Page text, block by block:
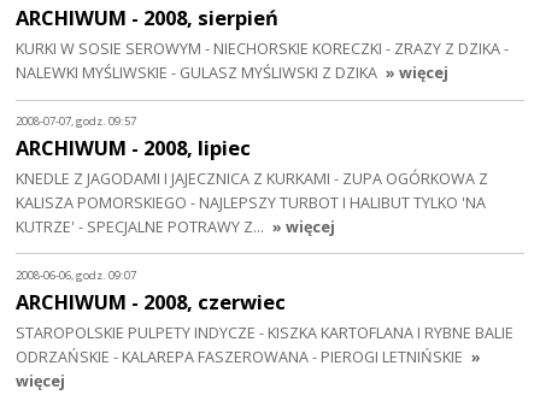
ARCHIWUM - 2008, sierpień
KURKI W SOSIE SEROWYM - NIECHORSKIE KORECZKI - ZRAZY Z DZIKA -
NALEWKI MYŚLIWSKIE - GULASZ MYŚLIWSKI Z DZIKA » więcej
2008-07-07, godz. 09:57
ARCHIWUM - 2008, lipiec
KNEDLE Z JAGODAMI I JAJECZNICA Z KURKAMI - ZUPA OGÓRKOWA Z
KALISZA POMORSKIEGO - NAJLEPSZY TURBOT I HALIBUT TYLKO 'NA
KUTRZE' - SPECJALNE POTRAWY Z… » więcej
2008-06-06, godz. 09:07
ARCHIWUM - 2008, czerwiec
STAROPOLSKIE PULPETY INDYCZE - KISZKA KARTOFLANA I RYBNE BALIE
ODRZAŃSKIE - KALAREPA FASZEROWANA - PIEROGI LETNIŃSKIE »
więcej